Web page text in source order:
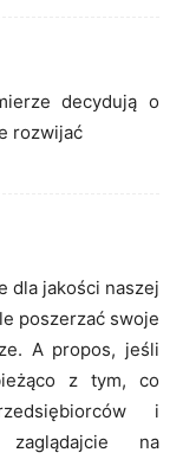
decydują o
rozwijać
dla jakości naszej
poszerzać swoje
A propos, jeśli
z tym, co
i
zaglądajcie na